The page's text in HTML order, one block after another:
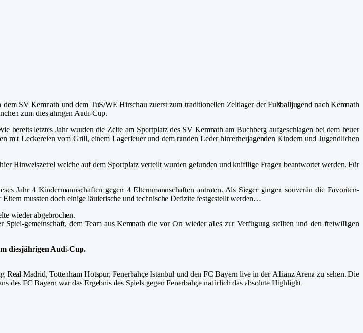
SV Kemnath und dem TuS/WE Hirschau zuerst zum traditionellen Zeltlager der Fußballjugend nach Kemnath
zum diesjährigen Audi-Cup.
bereits letztes Jahr wurden die Zelte am Sportplatz des SV Kemnath am Buchberg aufgeschlagen bei dem heuer
mit Leckereien vom Grill, einem Lagerfeuer und dem runden Leder hinterherjagenden Kindern und Jugendlichen
Hinweiszettel welche auf dem Sportplatz verteilt wurden gefunden und knifflige Fragen beantwortet werden. Für
Jahr 4 Kindermannschaften gegen 4 Elternmannschaften antraten. Als Sieger gingen souverän die Favoriten-
mussten doch einige läuferische und technische Defizite festgestellt werden…
wieder abgebrochen.
Spiel-gemeinschaft, dem Team aus Kemnath die vor Ort wieder alles zur Verfügung stellten und den freiwilligen
diesjährigen Audi-Cup.
Real Madrid, Tottenham Hotspur, Fenerbahçe Istanbul und den FC Bayern live in der Allianz Arena zu sehen. Die
des FC Bayern war das Ergebnis des Spiels gegen Fenerbahçe natürlich das absolute Highlight.